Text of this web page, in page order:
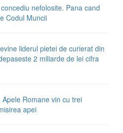
nefolosite. Pana cand
Codul Muncii
liderul pietei de curierat din
2 miliarde de lei cifra
Romane vin cu trei
apei